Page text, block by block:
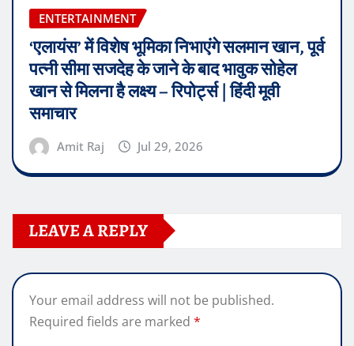
ENTERTAINMENT
‘एलायंस’ में विशेष भूमिका निभाएंगे सलमान खान, पूर्व
पत्नी सीमा सजदेह के जाने के बाद भावुक सोहेल
खान से मिलना है लक्ष्य – रिपोर्ट्स | हिंदी मूवी
समाचार
Amit Raj Jul 29, 2026
LEAVE A REPLY
Your email address will not be published.
Required fields are marked *